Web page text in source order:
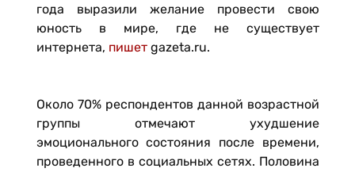
года выразили желание провести свою
юность в мире, где не существует
интернета, пишетgazeta.ru.
Около 70% респондентов данной возрастной
группы отмечают ухудшение
эмоционального состояния после времени,
проведенного в социальных сетях. Половина